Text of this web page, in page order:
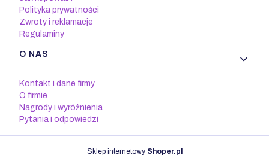
Polityka prywatności
Zwroty i reklamacje
Regulaminy
O NAS
Kontakt i dane firmy
O firmie
Nagrody i wyróżnienia
Pytania i odpowiedzi
Sklep internetowy Shoper.pl